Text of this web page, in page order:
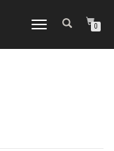
토
내
0